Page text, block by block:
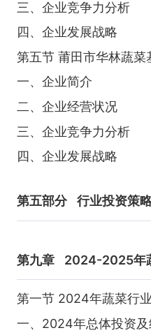
三、企业竞争力分析
四、企业发展战略
第五节 莆田市华林蔬菜
一、企业简介
二、企业经营状况
三、企业竞争力分析
四、企业发展战略
第五部分 行业投资策
第九章 2024-2025年
第一节 2024年蔬菜行
一、2024年总体投资及